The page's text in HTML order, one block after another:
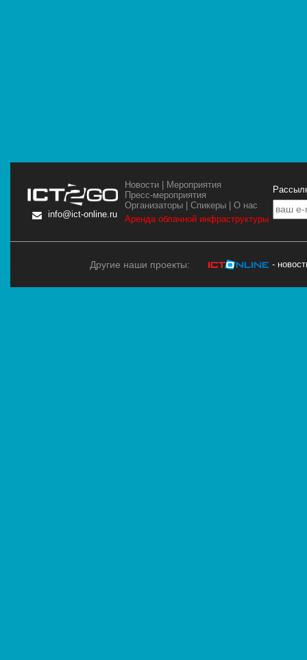
info@ict-online.ru
Новости | Мероприятия
Пресс-мероприятия
Организаторы |Спикеры |О нас
Аренда облачной инфраструктуры
Другие наши проекты: -